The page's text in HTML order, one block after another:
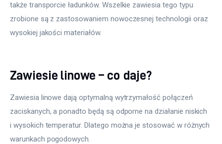
także transporcie ładunków. Wszelkie zawiesia tego typu
zrobione są z zastosowaniem nowoczesnej technologii oraz
wysokiej jakości materiałów.
Zawiesie linowe – co daje?
Zawiesia linowe dają optymalną wytrzymałość połączeń
zaciskanych, a ponadto będą są odporne na działanie niskich
i wysokich temperatur. Dlatego można je stosować w różnych
warunkach pogodowych.